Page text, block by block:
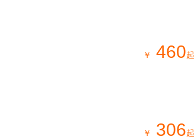
￥ 460起
￥ 306起